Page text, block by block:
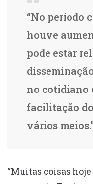
“No período
houve
pode estar
no cotidiano
facilitação
vários
“Muitas coisas